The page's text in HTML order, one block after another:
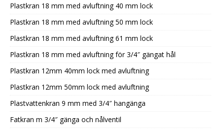
Plastkran 18 mm med avluftning 40 mm lock
Plastkran 18 mm med avluftning 50 mm lock
Plastkran 18 mm med avluftning 61 mm lock
Plastkran 18 mm med avluftning för 3/4″ gängat hål
Plastkran 12mm 40mm lock med avluftning
Plastkran 12mm 50mm lock med avluftning
Plastvattenkran 9 mm med 3/4″ hangänga
Fatkran m 3/4″ gänga och nålventil